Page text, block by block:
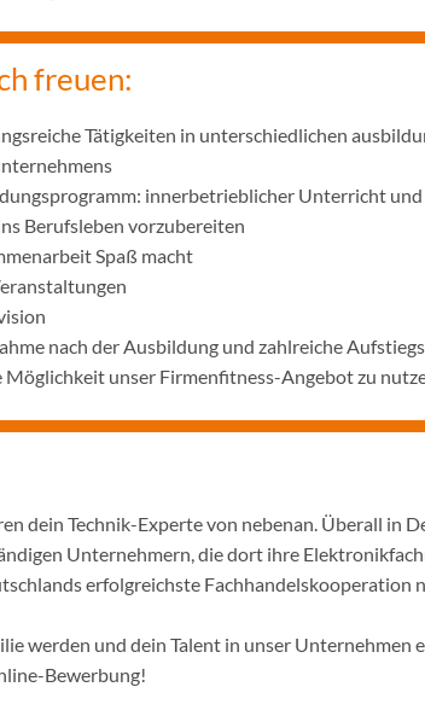
freuen:
Tätigkeiten in unterschiedlichen
innerbetrieblicher Unterricht und
Berufsleben vorzubereiten
Spaß macht
nach der Ausbildung und zahlreiche
unser Firmenfitness-Angebot zu
dein Technik-Experte von nebenan. Überall in
Unternehmern, die dort ihre
erfolgreichste Fachhandelskooperation
werden und dein Talent in unser Unternehmen
Bewerbung!